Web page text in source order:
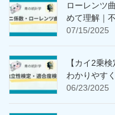
ローレンツ
めて理解｜
07/15/2025
【カイ2乗
わかりやす
06/23/2025